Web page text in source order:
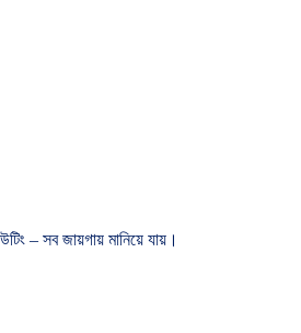
– সব জায়গায় মানিয়ে যায়।